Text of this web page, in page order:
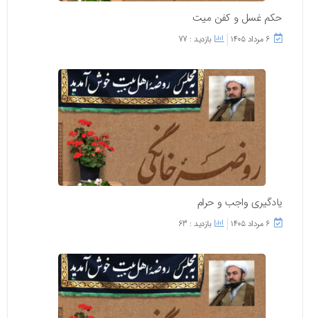
حکم غسل و کفن میت
۶ مرداد ۱۴۰۵ بازدید : 77
یادگیری واجب و حرام
۶ مرداد ۱۴۰۵ بازدید : 63